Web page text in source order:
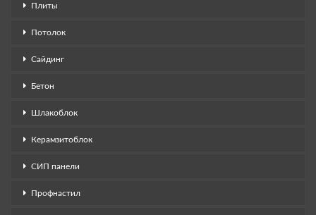
Плиты
Потолок
Сайдинг
Бетон
Шлакоблок
Керамзитоблок
СИП панели
Профнастил